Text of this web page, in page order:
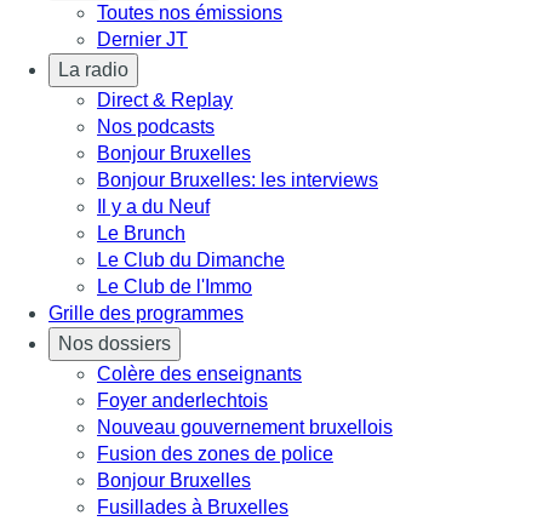
Toutes nos émissions
Dernier JT
La radio
Direct & Replay
Nos podcasts
Bonjour Bruxelles
Bonjour Bruxelles: les interviews
Il y a du Neuf
Le Brunch
Le Club du Dimanche
Le Club de l'Immo
Grille des programmes
Nos dossiers
Colère des enseignants
Foyer anderlechtois
Nouveau gouvernement bruxellois
Fusion des zones de police
Bonjour Bruxelles
Fusillades à Bruxelles